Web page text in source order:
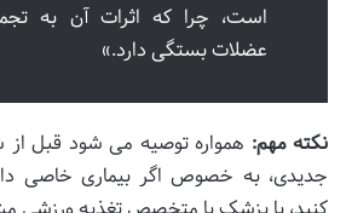
است، چرا که اثرات آن به
عضلات بستگی دارد.»
نکته مهم: همواره توصیه می شود قبل
جدیدی، به خصوص اگر بیماری خاصی